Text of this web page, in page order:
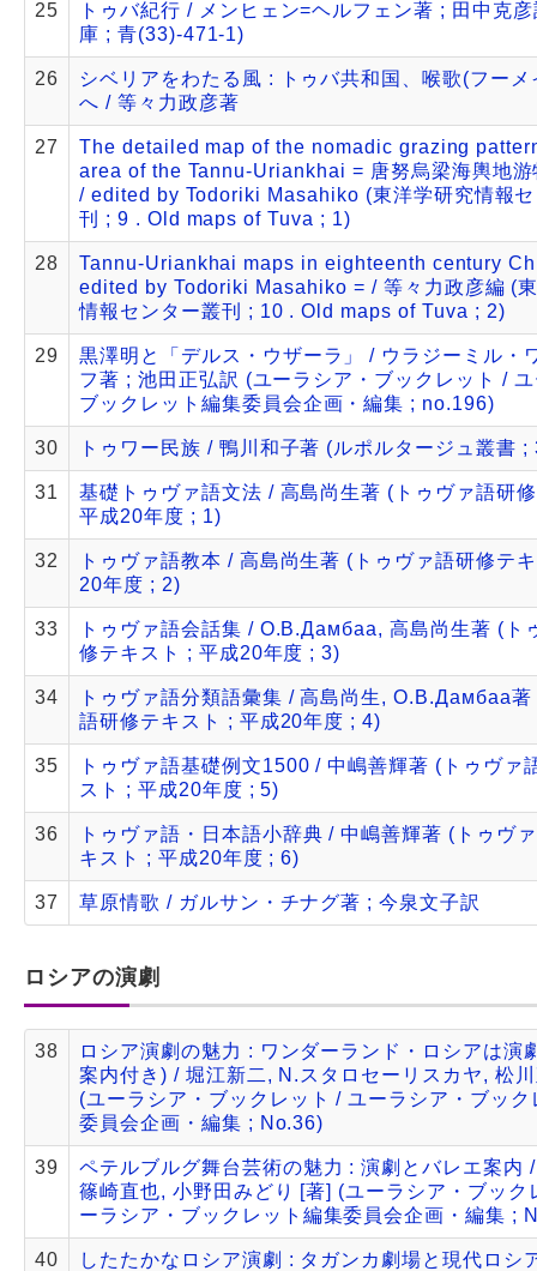
25
トゥバ紀行 / メンヒェン=ヘルフェン著 ; 田中克
庫 ; 青(33)-471-1)
26
シベリアをわたる風 : トゥバ共和国、喉歌(フーメ
へ / 等々力政彦著
27
The detailed map of the nomadic grazing
area of the Tannu-Uriankhai = 唐努烏梁海輿地游
/ edited by Todoriki Masahiko (東洋学研究情報
刊 ; 9 . Old maps of Tuva ; 1)
28
Tannu-Uriankhai maps in eighteenth century
edited by Todoriki Masahiko = / 等々力政彦編 (
情報センター叢刊 ; 10 . Old maps of Tuva ; 2)
29
黒澤明と「デルス・ウザーラ」 / ウラジーミル・
フ著 ; 池田正弘訳 (ユーラシア・ブックレット /
ブックレット編集委員会企画・編集 ; no.196)
30 トゥワー民族 / 鴨川和子著 (ルポルタージュ叢書 ;
31
基礎トゥヴァ語文法 / 高島尚生著 (トゥヴァ語研
平成20年度 ; 1)
32
トゥヴァ語教本 / 高島尚生著 (トゥヴァ語研修テ
20年度 ; 2)
33
トゥヴァ語会話集 / О.В.Дамбаа, 高島尚生著 (ト
修テキスト ; 平成20年度 ; 3)
34
トゥヴァ語分類語彙集 / 高島尚生, О.В.Дамбаа著
語研修テキスト ; 平成20年度 ; 4)
35
トゥヴァ語基礎例文1500 / 中嶋善輝著 (トゥヴァ
スト ; 平成20年度 ; 5)
36
トゥヴァ語・日本語小辞典 / 中嶋善輝著 (トゥヴ
キスト ; 平成20年度 ; 6)
37 草原情歌 / ガルサン・チナグ著 ; 今泉文子訳
ロシアの演劇
38
ロシア演劇の魅力 : ワンダーランド・ロシアは演
案内付き) / 堀江新二, N.スタロセーリスカヤ, 松
(ユーラシア・ブックレット / ユーラシア・ブック
委員会企画・編集 ; No.36)
39
ペテルブルグ舞台芸術の魅力 : 演劇とバレエ案内
篠崎直也, 小野田みどり [著] (ユーラシア・ブック
ーラシア・ブックレット編集委員会企画・編集 ;
40
したたかなロシア演劇 : タガンカ劇場と現代ロシ